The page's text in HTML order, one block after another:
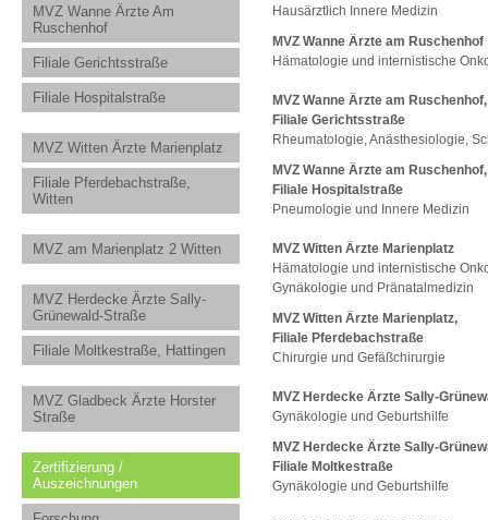
MVZ Wanne Ärzte Am
Ruschenhof
Filiale Gerichtsstraße
Filiale Hospitalstraße
MVZ Witten Ärzte Marienplatz
Filiale Pferdebachstraße,
Witten
MVZ am Marienplatz 2 Witten
MVZ Herdecke Ärzte Sally-
Grünewald-Straße
Filiale Moltkestraße, Hattingen
MVZ Gladbeck Ärzte Horster
Straße
Zertifizierung /
Auszeichnungen
Hausärztlich Innere Medizin
MVZ Wanne Ärzte am Ruschenhof
Hämatologie und internistische
MVZ Wanne Ärzte am Ruschenhof,
Filiale Gerichtsstraße
Rheumatologie, Anästhesiologie,
MVZ Wanne Ärzte am Ruschenhof,
Filiale Hospitalstraße
Pneumologie und Innere Medizin
MVZ Witten Ärzte Marienplatz
Hämatologie und internistische
Gynäkologie und Pränatalmedizin
MVZ Witten Ärzte Marienplatz,
Filiale Pferdebachstraße
Chirurgie und Gefäßchirurgie
MVZ Herdecke Ärzte Sally-
Gynäkologie und Geburtshilfe
MVZ Herdecke Ärzte Sally-
Filiale Moltkestraße
Gynäkologie und Geburtshilfe